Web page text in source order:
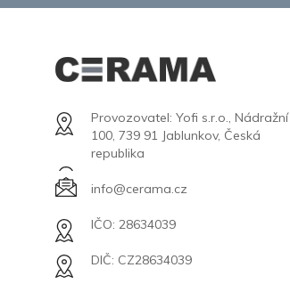
Provozovatel: Yofi s.r.o., Nádražní
100, 739 91 Jablunkov, Česká
republika
info@cerama.cz
IČO: 28634039
DIČ: CZ28634039